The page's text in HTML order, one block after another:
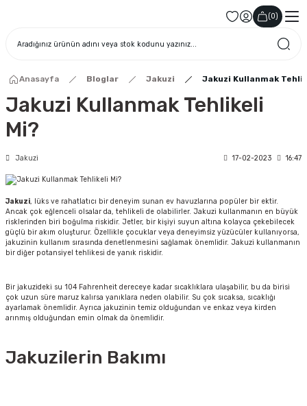
(0)
Anasayfa Bloglar Jakuzi Jakuzi Kullanmak
Jakuzi Kullanmak Tehlikeli
Mi?
Jakuzi 17-02-2023 16:47
Jakuzi, lüks ve rahatlatıcı bir deneyim sunan ev havuzlarına popüler bir ektir.
Ancak çok eğlenceli olsalar da, tehlikeli de olabilirler. Jakuzi kullanmanın en büyük
risklerinden biri boğulma riskidir. Jetler, bir kişiyi suyun altına kolayca çekebilecek
güçlü bir akım oluşturur. Özellikle çocuklar veya deneyimsiz yüzücüler kullanıyorsa,
jakuzinin kullanım sırasında denetlenmesini sağlamak önemlidir. Jakuzi kullanmanın
bir diğer potansiyel tehlikesi de yanık riskidir.
Bir jakuzideki su 104 Fahrenheit dereceye kadar sıcaklıklara ulaşabilir, bu da birisi
çok uzun süre maruz kalırsa yanıklara neden olabilir. Su çok sıcaksa, sıcaklığı
ayarlamak önemlidir. Ayrıca jakuzinin temiz olduğundan ve enkaz veya kirden
arınmış olduğundan emin olmak da önemlidir.
Jakuzilerin Bakımı